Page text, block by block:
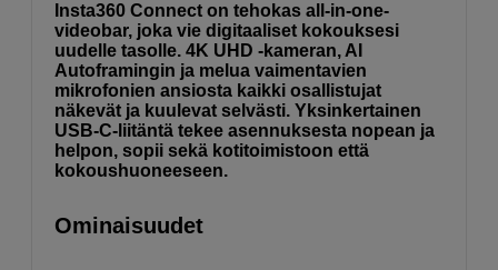
Insta360 Connect on tehokas all-in-one-
videobar, joka vie digitaaliset kokouksesi
uudelle tasolle. 4K UHD -kameran, AI
Autoframingin ja melua vaimentavien
mikrofonien ansiosta kaikki osallistujat
näkevät ja kuulevat selvästi. Yksinkertainen
USB-C-liitäntä tekee asennuksesta nopean ja
helpon, sopii sekä kotitoimistoon että
kokoushuoneeseen.
Ominaisuudet